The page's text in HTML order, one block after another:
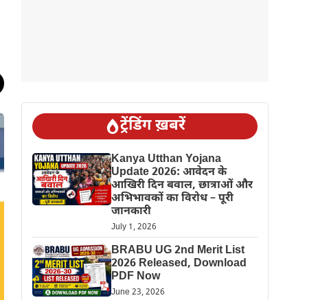
ट्रेंडिंग ख़बरें
Kanya Utthan Yojana
Update 2026: आवेदन के
आखिरी दिन बवाल, छात्राओं और
अभिभावकों का विरोध – पूरी
जानकारी
July 1, 2026
BRABU UG 2nd Merit List
2026 Released, Download
PDF Now
June 23, 2026